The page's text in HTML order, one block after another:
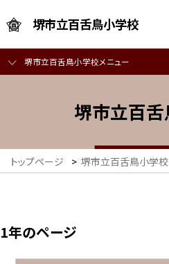
堺市立百舌鳥小学校
堺市立百舌鳥小学校メニュー
堺市立百
トップページ > 堺市立百舌鳥小学校
1年のページ